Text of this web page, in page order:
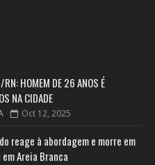
RN: HOMEM DE 26 ANOS É
NA CIDADE
Oct 12, 2025
reage à abordagem e morre em
Areia Branca